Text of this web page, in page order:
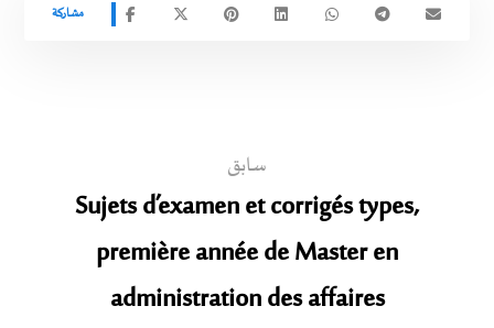
سابق
Sujets d’examen et corrigés types,
première année de Master en
administration des affaires